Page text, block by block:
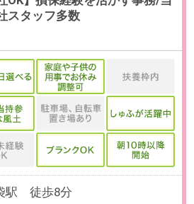
分
中で、実働5時間～6
選びいただけます。
16:00、10:00～
ません。
じて相談の可能性があ
～金）
お選びいただけま
柔軟にご対応いただ